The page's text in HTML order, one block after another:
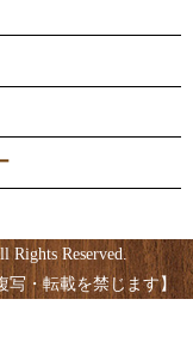
Reserved.
写・転載を禁じます】